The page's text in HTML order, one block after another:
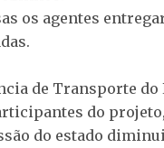
os agentes
de Transporte do
do
do estado